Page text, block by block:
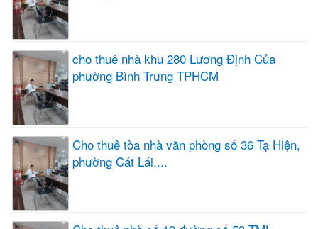
cho thuê nhà khu 280 Lương Định Của
phường Bình Trưng TPHCM
Cho thuê tòa nhà văn phòng số 36 Tạ Hiện,
phường Cát Lái,...